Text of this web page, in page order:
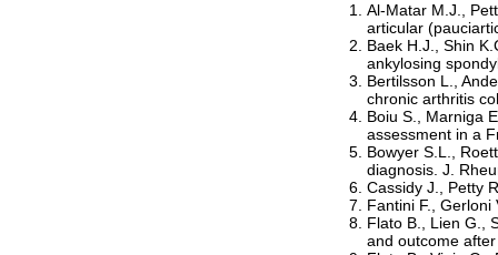
Al-Matar M.J.,
articular
Baek H.J., Shin
ankylosing
Bertilsson L.,
chronic arthritis
Boiu S., Marniga
assessment in a
Bowyer S.L.,
diagnosis. J.
Cassidy J., Petty
Fantini F.,
Flato B., Lien G.,
and outcome